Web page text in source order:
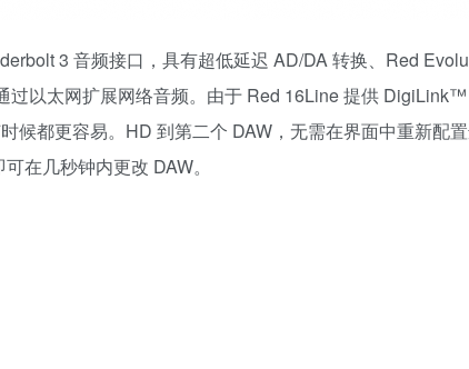
3 音频接口，具有超低延迟 AD/DA 转换、Red
过以太网扩展网络音频。由于 Red 16Line 提供
候都更容易。HD 到第二个 DAW，无需在界面中重新配
在几秒钟内更改 DAW。